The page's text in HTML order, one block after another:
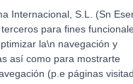
Internacional, S.L. (Sn
para fines
la\n navegación y
así como para mostrarte
(p.e páginas